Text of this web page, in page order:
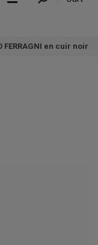
FERRAGNI en cuir noir